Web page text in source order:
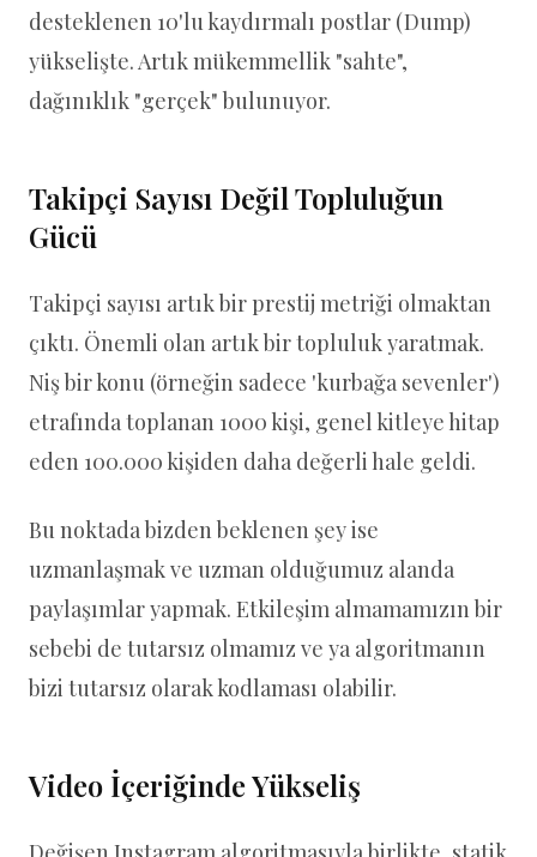
desteklenen 10'lu kaydırmalı postlar (Dump)
yükselişte. Artık mükemmellik "sahte",
dağınıklık "gerçek" bulunuyor.
Takipçi Sayısı Değil Topluluğun
Gücü
Takipçi sayısı artık bir prestij metriği olmaktan
çıktı. Önemli olan artık bir topluluk yaratmak.
Niş bir konu (örneğin sadece 'kurbağa sevenler')
etrafında toplanan 1000 kişi, genel kitleye hitap
eden 100.000 kişiden daha değerli hale geldi.
Bu noktada bizden beklenen şey ise
uzmanlaşmak ve uzman olduğumuz alanda
paylaşımlar yapmak. Etkileşim almamamızın bir
sebebi de tutarsız olmamız ve ya algoritmanın
bizi tutarsız olarak kodlaması olabilir.
Video İçeriğinde Yükseliş